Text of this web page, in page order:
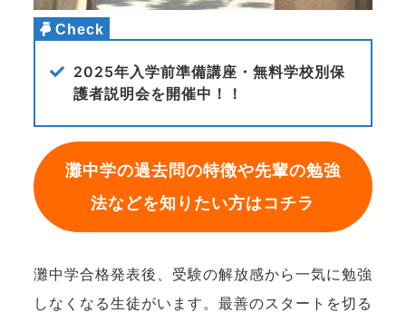
2025年入学前準備講座・無料学校別保
護者説明会を開催中！！
灘中学の過去問の特徴や先輩の勉強
法などを知りたい方はコチラ
灘中学合格発表後、受験の解放感から一気に勉強
しなくなる生徒がいます。最善のスタートを切る